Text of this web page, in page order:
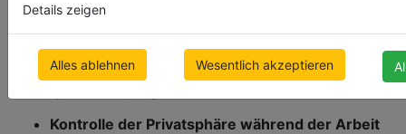
Details zeigen
Alles ablehnen Wesentlich akzeptieren
Angebot von
Vorteile von Jalousien in
Ihrem Büro
Kontrolle der Privatsphäre während der Arbeit